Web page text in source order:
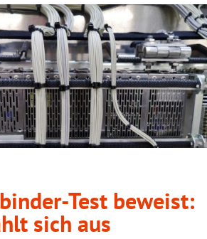
Test beweist:
sich aus